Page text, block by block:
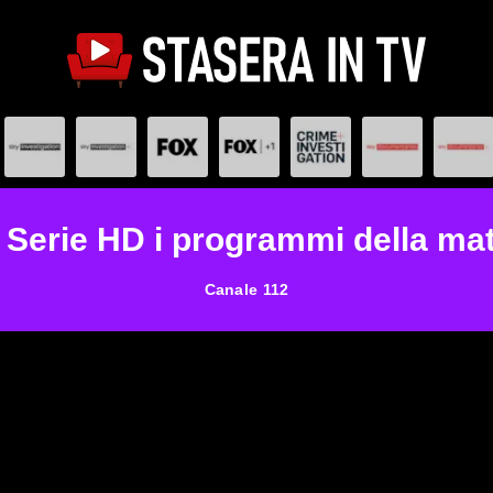
HD i programmi della
Canale 112